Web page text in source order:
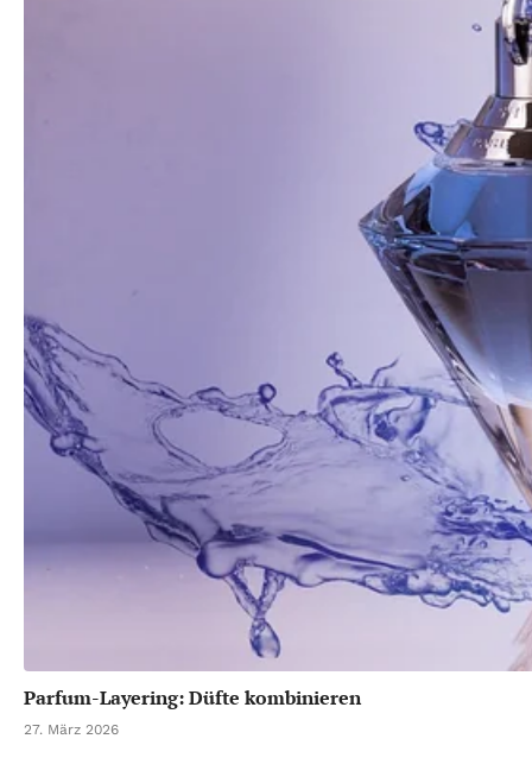
Parfum-Layering: Düfte kombinieren
27. März 2026